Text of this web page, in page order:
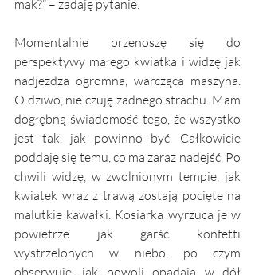
mak?” – zadaję pytanie.
Momentalnie przenoszę się do
perspektywy małego kwiatka i widzę jak
nadjeżdża ogromna, warcząca maszyna.
O dziwo, nie czuję żadnego strachu. Mam
dogłębną świadomość tego, że wszystko
jest tak, jak powinno być. Całkowicie
poddaję się temu, co ma zaraz nadejść. Po
chwili widzę, w zwolnionym tempie, jak
kwiatek wraz z trawą zostają pocięte na
malutkie kawałki. Kosiarka wyrzuca je w
powietrze jak garść konfetti
wystrzelonych w niebo, po czym